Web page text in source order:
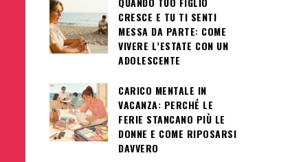
CRESCE E TU TI SENTI
MESSA DA PARTE: COME
VIVERE L’ESTATE CON UN
ADOLESCENTE
CARICO MENTALE IN
VACANZA: PERCHÉ LE
FERIE STANCANO PIÙ LE
DONNE E COME RIPOSARSI
DAVVERO